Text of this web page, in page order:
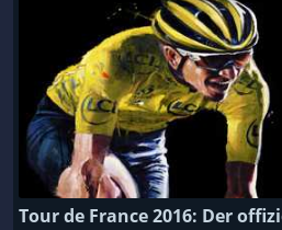
Tour de France 2016: Der